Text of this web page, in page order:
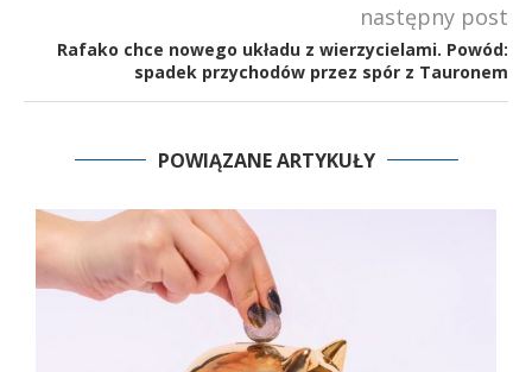
następny post
Rafako chce nowego układu z wierzycielami. Powód:
spadek przychodów przez spór z Tauronem
POWIĄZANE ARTYKUŁY